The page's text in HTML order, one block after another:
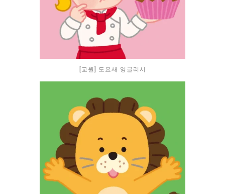
[교원] 도요새 잉글리시